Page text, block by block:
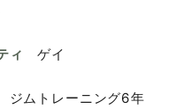
ィ ゲイ
ジムトレーニング6年